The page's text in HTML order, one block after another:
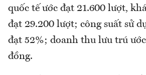
quốc tế ước đạt 21.600 lượt,
đạt 29.200 lượt; công suất sử
đạt 52%; doanh thu lưu trú
đồng.